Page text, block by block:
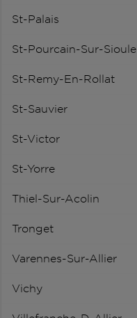
St-Palais
St-Pourcain-Sur-Sioule
St-Remy-En-Rollat
St-Sauvier
St-Victor
St-Yorre
Thiel-Sur-Acolin
Tronget
Varennes-Sur-Allier
Vichy